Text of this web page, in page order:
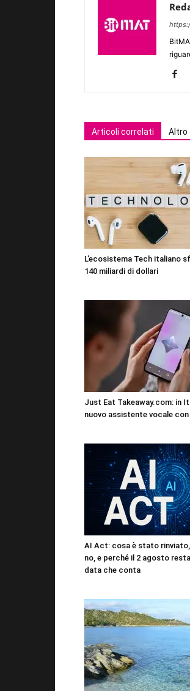
Articoli correlati Altro
L’ecosistema Tech italiano
140 miliardi di dollari
Just Eat Takeaway.com: in
nuovo assistente vocale con
AI Act: cosa è stato
no, e perché il 2 agosto
data che conta